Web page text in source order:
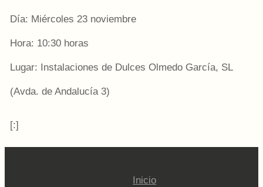
Día: Miércoles 23 noviembre
Hora: 10:30 horas
Lugar: Instalaciones de Dulces Olmedo García, SL
(Avda. de Andalucía 3)
[:]
Inicio